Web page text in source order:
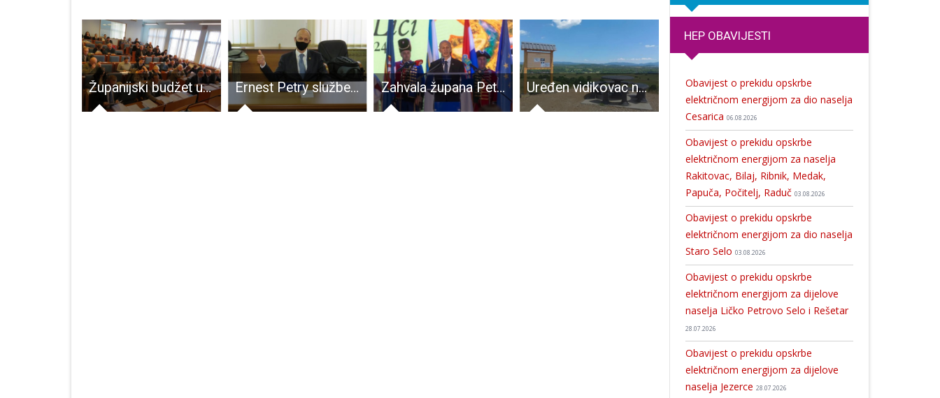
Županijski budžet u 2017.godini težak skoro 180 milijuna kuna Ernest Petry službeno preuzeo dužnost župana Zahvala župana Petryja povodom održane manifestacije Jesen u Lici Uređen vidikovac na brdu Megdan u Kvartama Jedan plitvički parfem = jedna sadnica šljive! Počinje nova kampanja #OdMeneZaPrirodu
HEP OBAVIJESTI
Obavijest o prekidu opskrbe
električnom energijom za dio naselja
Cesarica 06.08.2026
Obavijest o prekidu opskrbe
električnom energijom za naselja
Rakitovac, Bilaj, Ribnik, Medak,
Papuča, Počitelj, Raduč 03.08.2026
Obavijest o prekidu opskrbe
električnom energijom za dio naselja
Staro Selo 03.08.2026
Obavijest o prekidu opskrbe
električnom energijom za dijelove
naselja Ličko Petrovo Selo i Rešetar
28.07.2026
Obavijest o prekidu opskrbe
električnom energijom za dijelove
naselja Jezerce 28.07.2026